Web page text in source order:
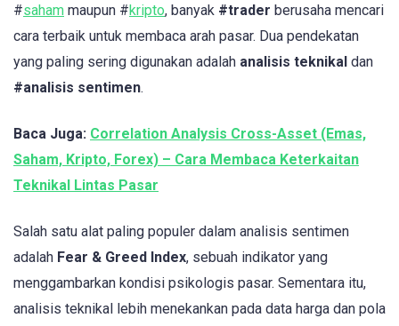
#saham maupun #kripto, banyak #trader berusaha mencari
cara terbaik untuk membaca arah pasar. Dua pendekatan
yang paling sering digunakan adalah analisis teknikal dan
#analisis sentimen.
Baca Juga: Correlation Analysis Cross-Asset (Emas,
Saham, Kripto, Forex) – Cara Membaca Keterkaitan
Teknikal Lintas Pasar
Salah satu alat paling populer dalam analisis sentimen
adalah Fear & Greed Index, sebuah indikator yang
menggambarkan kondisi psikologis pasar. Sementara itu,
analisis teknikal lebih menekankan pada data harga dan pola